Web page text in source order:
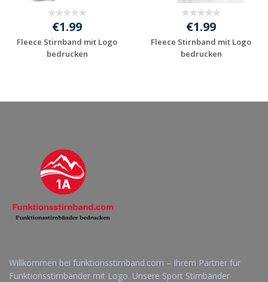
€1.99
Fleece Stirnband mit Logo
bedrucken
€1.99
Fleece Stirnband mit Logo
bedrucken
Willkommen bei funktionsstirnband.com – Ihrem Partner für
Funktionsstirnbänder mit Logo. Unsere Sport Stirnbänder